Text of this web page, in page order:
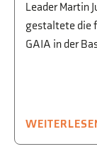
Leader Martin
gestaltete die
GAIA in der